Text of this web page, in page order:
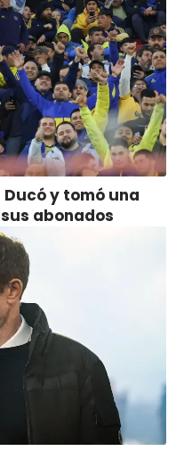
y tomó una
abonados